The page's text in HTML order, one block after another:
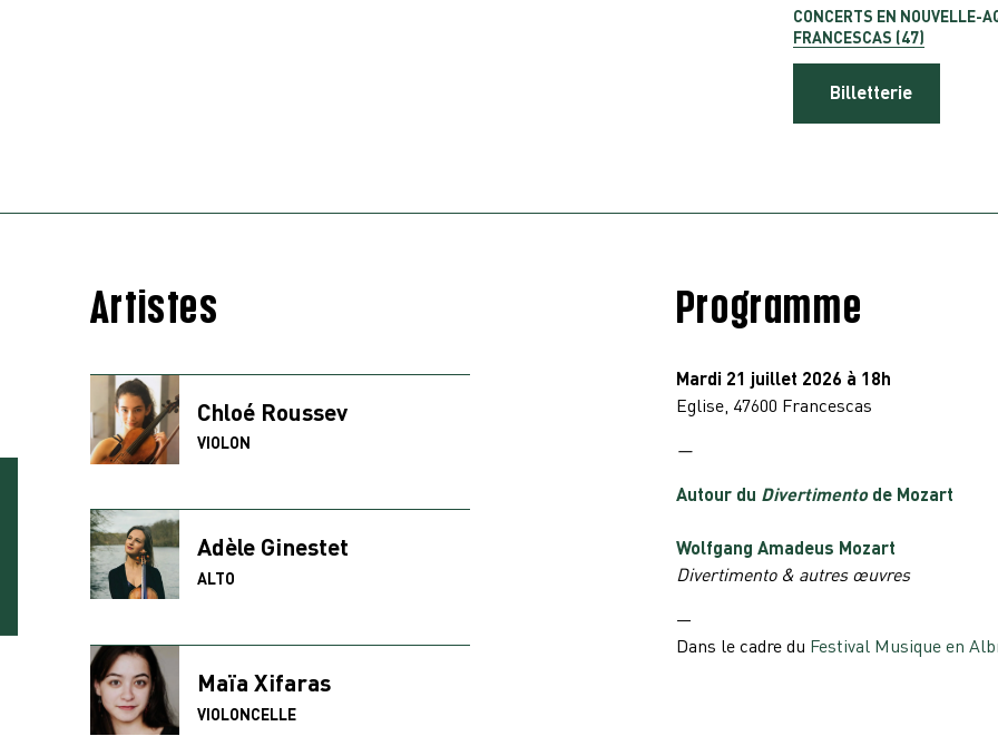
CONCERTS EN NOUVELLE-
FRANCESCAS (47)
Billetterie
Programme
Mardi 21 juillet 2026 à 18h
Eglise, 47600 Francescas
—
Autour du Divertimentode Mozart
Wolfgang Amadeus Mozart
Divertimento & autres œuvres
—
Dans le cadre du Festival Musique en
Artistes
Chloé Roussev
VIOLON
Adèle Ginestet
ALTO
Maïa Xifaras
VIOLONCELLE